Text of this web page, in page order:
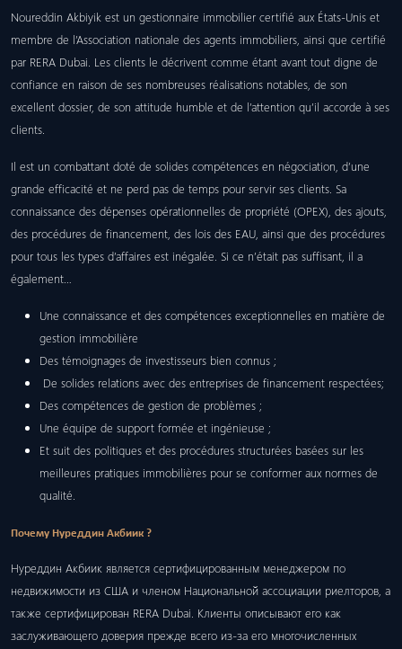
Noureddin Akbiyik est un gestionnaire immobilier certifié aux États-Unis et
membre de l’Association nationale des agents immobiliers, ainsi que certifié
par RERA Dubai. Les clients le décrivent comme étant avant tout digne de
confiance en raison de ses nombreuses réalisations notables, de son
excellent dossier, de son attitude humble et de l’attention qu’il accorde à ses
clients.
Il est un combattant doté de solides compétences en négociation, d’une
grande efficacité et ne perd pas de temps pour servir ses clients. Sa
connaissance des dépenses opérationnelles de propriété (OPEX), des ajouts,
des procédures de financement, des lois des EAU, ainsi que des procédures
pour tous les types d’affaires est inégalée. Si ce n’était pas suffisant, il a
également…
Une connaissance et des compétences exceptionnelles en matière de
gestion immobilière
Des témoignages de investisseurs bien connus ;
De solides relations avec des entreprises de financement respectées;
Des compétences de gestion de problèmes ;
Une équipe de support formée et ingénieuse ;
Et suit des politiques et des procédures structurées basées sur les
meilleures pratiques immobilières pour se conformer aux normes de
qualité.
Почему Нуреддин Акбиик ?
Нуреддин Акбиик является сертифицированным менеджером по
недвижимости из США и членом Национальной ассоциации риелторов, а
также сертифицирован RERA Dubai. Клиенты описывают его как
заслуживающего доверия прежде всего из-за его многочисленных